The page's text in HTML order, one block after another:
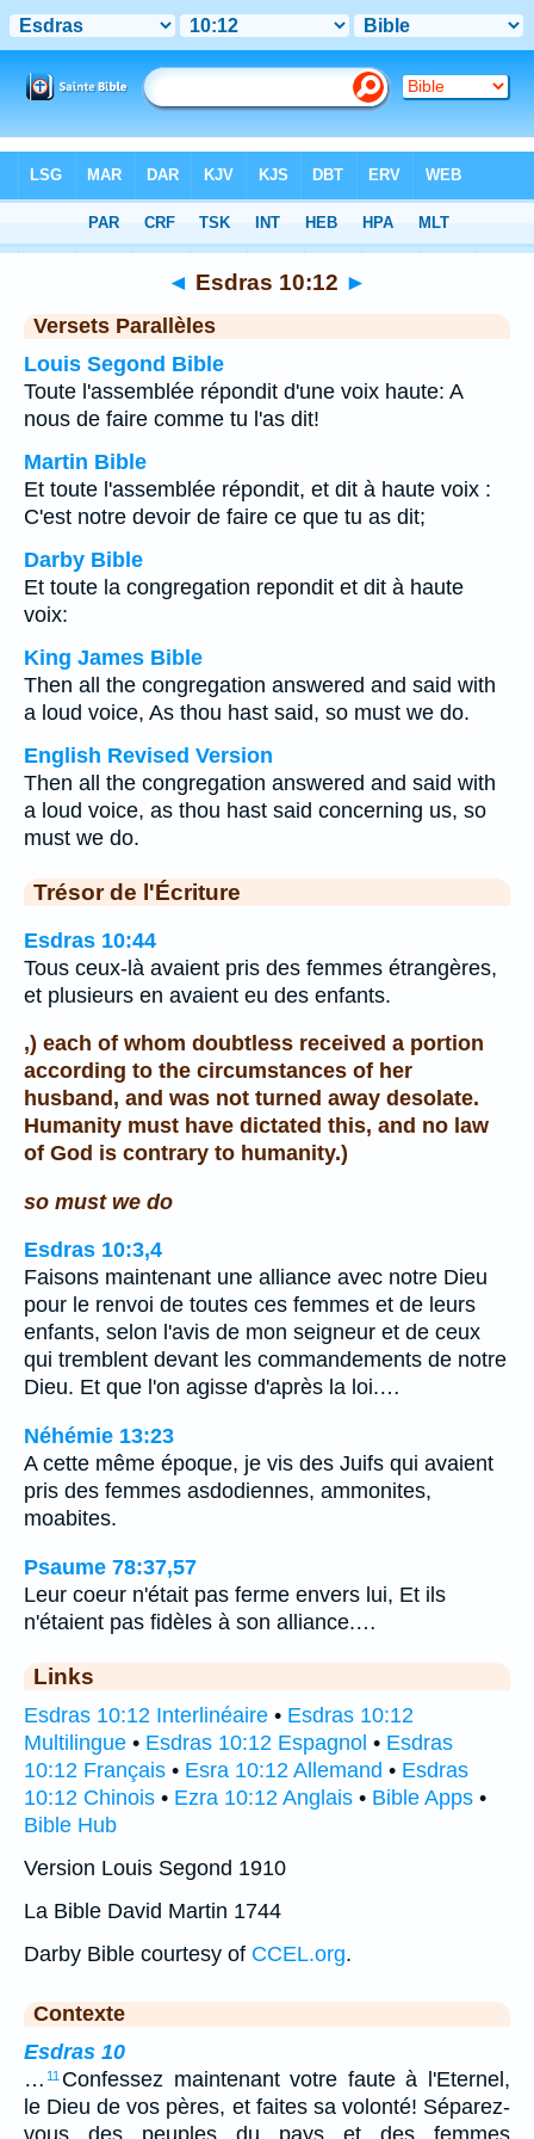
Chapitre 10> Verset 12
◄ Esdras 10:12 ►
Versets Parallèles
Louis Segond Bible
Toute l'assemblée répondit d'une voix haute: A
nous de faire comme tu l'as dit!
Martin Bible
Et toute l'assemblée répondit, et dit à haute voix :
C'est notre devoir de faire ce que tu as dit;
Darby Bible
Et toute la congregation repondit et dit à haute
voix:
King James Bible
Then all the congregation answered and said with
a loud voice, As thou hast said, so must we do.
English Revised Version
Then all the congregation answered and said with
a loud voice, as thou hast said concerning us, so
must we do.
Trésor de l'Écriture
Esdras 10:44
Tous ceux-là avaient pris des femmes étrangères,
et plusieurs en avaient eu des enfants.
,) each of whom doubtless received a portion
according to the circumstances of her
husband, and was not turned away desolate.
Humanity must have dictated this, and no law
of God is contrary to humanity.)
so must we do
Esdras 10:3,4
Faisons maintenant une alliance avec notre Dieu
pour le renvoi de toutes ces femmes et de leurs
enfants, selon l'avis de mon seigneur et de ceux
qui tremblent devant les commandements de notre
Dieu. Et que l'on agisse d'après la loi.…
Néhémie 13:23
A cette même époque, je vis des Juifs qui avaient
pris des femmes asdodiennes, ammonites,
moabites.
Psaume 78:37,57
Leur coeur n'était pas ferme envers lui, Et ils
n'étaient pas fidèles à son alliance.…
Links
Esdras 10:12 Interlinéaire • Esdras 10:12
Multilingue • Esdras 10:12 Espagnol • Esdras
10:12 Français • Esra 10:12 Allemand • Esdras
10:12 Chinois • Ezra 10:12 Anglais • Bible Apps •
Bible Hub
Version Louis Segond 1910
La Bible David Martin 1744
Darby Bible courtesy of CCEL.org.
Contexte
Esdras 10
… 11 Confessez maintenant votre faute à l'Eternel,
le Dieu de vos pères, et faites sa volonté! Séparez-
vous des peuples du pays et des femmes